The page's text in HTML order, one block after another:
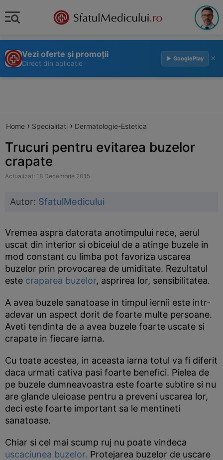
Vezi oferte și promoții
Direct din aplicație
▶ GooglePlay ×
Home › Specialitati › Dermatologie-Estetica
Trucuri pentru evitarea buzelor
crapate
Actualizat: 18 Decembrie 2015
Autor: SfatulMedicului
Vremea aspra datorata anotimpului rece, aerul
uscat din interior si obiceiul de a atinge buzele in
mod constant cu limba pot favoriza uscarea
buzelor prin provocarea de umiditate. Rezultatul
este craparea buzelor, asprirea lor, sensibilitatea.
A avea buzele sanatoase in timpul iernii este intr-
adevar un aspect dorit de foarte multe persoane.
Aveti tendinta de a avea buzele foarte uscate si
crapate in fiecare iarna.
Cu toate acestea, in aceasta iarna totul va fi diferit
daca urmati cativa pasi foarte benefici. Pielea de
pe buzele dumneavoastra este foarte subtire si nu
are glande uleioase pentru a preveni uscarea lor,
deci este foarte important sa le mentineti
sanatoase.
Chiar si cel mai scump ruj nu poate vindeca
uscaciunea buzelor. Protejarea buzelor de uscare